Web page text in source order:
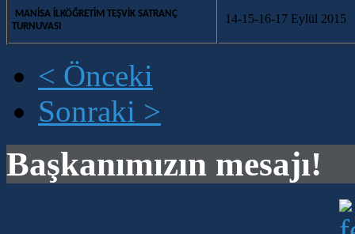
MANİSA İLKÖĞRETİM TEŞVİK SATRANÇ
TURNUVASI
14-15-16-17 Eylül 2015
< Önceki
Sonraki >
Başkanımızın mesajı!